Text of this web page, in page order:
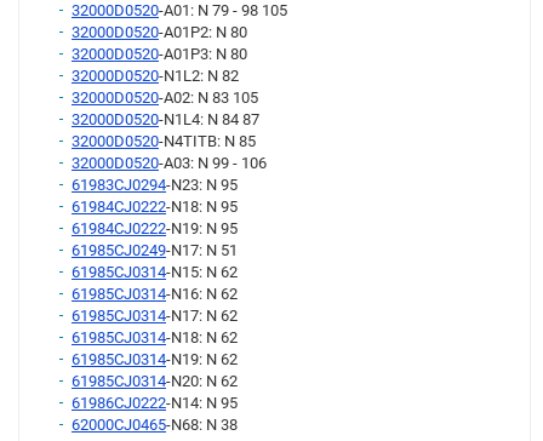
32000D0520-A01: N 79 - 98 105
32000D0520-A01P2: N 80
32000D0520-A01P3: N 80
32000D0520-N1L2: N 82
32000D0520-A02: N 83 105
32000D0520-N1L4: N 84 87
32000D0520-N4TITB: N 85
32000D0520-A03: N 99 - 106
61983CJ0294-N23: N 95
61984CJ0222-N18: N 95
61984CJ0222-N19: N 95
61985CJ0249-N17: N 51
61985CJ0314-N15: N 62
61985CJ0314-N16: N 62
61985CJ0314-N17: N 62
61985CJ0314-N18: N 62
61985CJ0314-N19: N 62
61985CJ0314-N20: N 62
61986CJ0222-N14: N 95
62000CJ0465-N68: N 38